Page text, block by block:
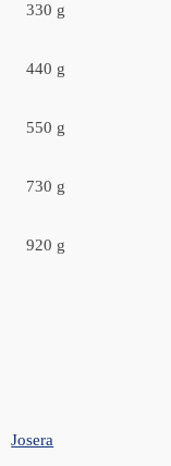
330 g
440 g
550 g
730 g
920 g
Josera